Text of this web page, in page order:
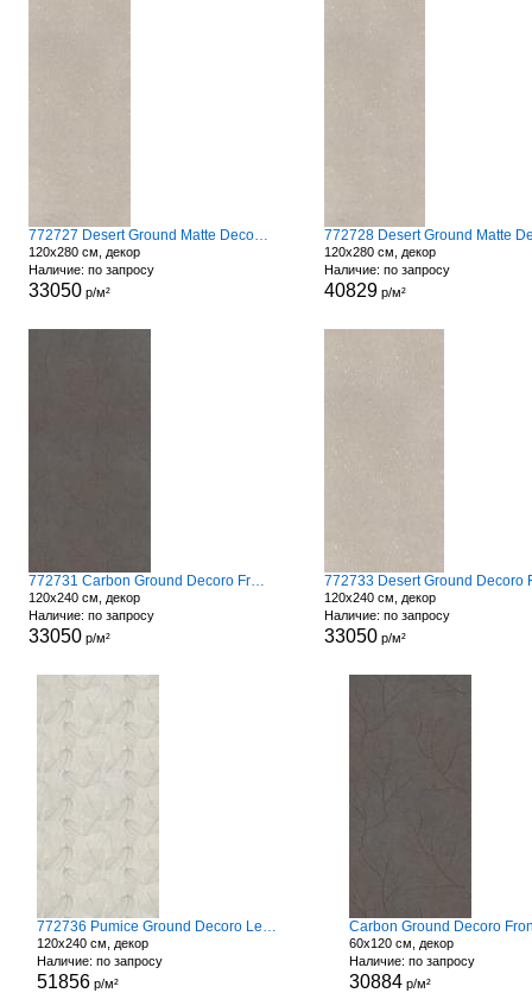
772727 Desert Ground Matte Decoro Fronds
120x280 см, декор
Наличие: по запросу
33050р/м²
120x280 см, декор
Наличие: по запросу
40829р/м²
772731 Carbon Ground Decoro Fronds A
120x240 см, декор
Наличие: по запросу
33050р/м²
120x240 см, декор
Наличие: по запросу
33050р/м²
772736 Pumice Ground Decoro Leaves
120x240 см, декор
Наличие: по запросу
51856р/м²
Carbon Ground Decoro
60x120 см, декор
Наличие: по запросу
30884 р/м²